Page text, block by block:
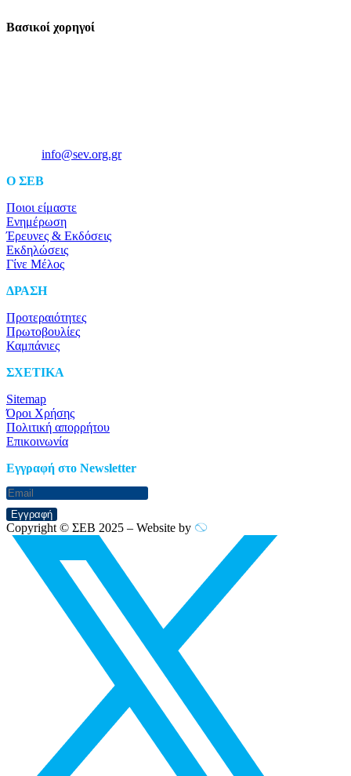
Βασικοί χορηγοί
info@sev.org.gr
O ΣΕΒ
Ποιοι είμαστε
Ενημέρωση
Έρευνες & Εκδόσεις
Εκδηλώσεις
Γίνε Μέλος
ΔΡΑΣΗ
Προτεραιότητες
Πρωτοβουλίες
Καμπάνιες
ΣΧΕΤΙΚΑ
Sitemap
Όροι Χρήσης
Πολιτική απορρήτου
Επικοινωνία
Eγγραφή στο Newsletter
Εγγραφή
Copyright © ΣΕΒ 2025 – Website by